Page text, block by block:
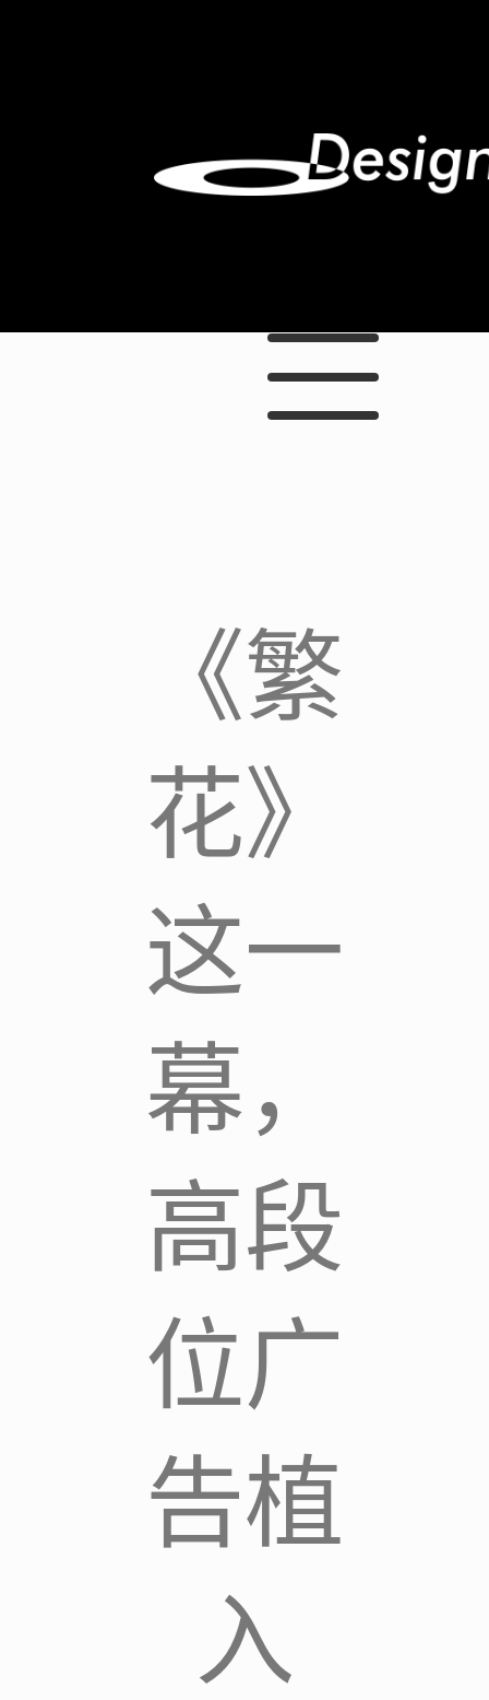
《繁
花》
这一
幕，
高段
位广
告植
入